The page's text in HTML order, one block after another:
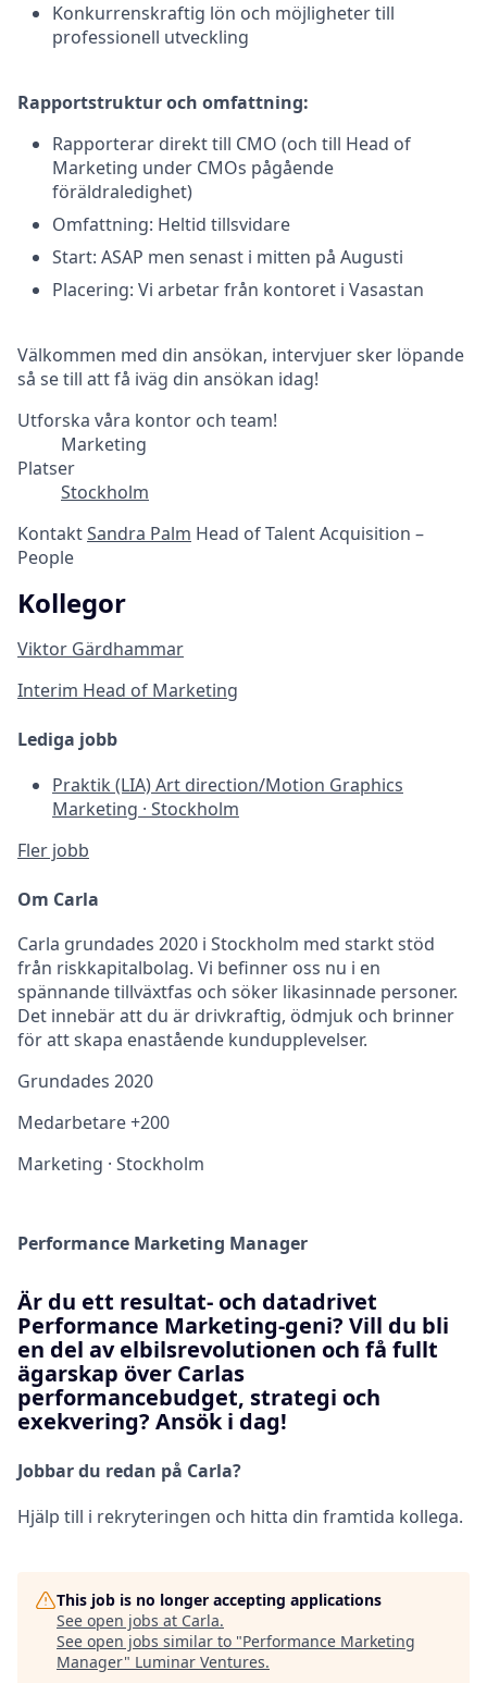
Konkurrenskraftig lön och möjligheter till
professionell utveckling
Rapportstruktur och omfattning:
Rapporterar direkt till CMO (och till Head of
Marketing under CMOs pågående
föräldraledighet)
Omfattning: Heltid tillsvidare
Start: ASAP men senast i mitten på Augusti
Placering: Vi arbetar från kontoret i Vasastan
Välkommen med din ansökan, intervjuer sker löpande
så se till att få iväg din ansökan idag!
Utforska våra kontor och team!
Marketing
Platser
Stockholm
KontaktSandra Palm Head of Talent Acquisition –
People
Kollegor
Viktor Gärdhammar
Interim Head of Marketing
Lediga jobb
Praktik (LIA) Art direction/Motion Graphics
Marketing · Stockholm
Fler jobb
Om Carla
Carla grundades 2020 i Stockholm med starkt stöd
från riskkapitalbolag. Vi befinner oss nu i en
spännande tillväxtfas och söker likasinnade personer.
Det innebär att du är drivkraftig, ödmjuk och brinner
för att skapa enastående kundupplevelser.
Grundades 2020
Medarbetare+200
Marketing · Stockholm
Performance Marketing Manager
Är du ett resultat- och datadrivet
Performance Marketing-geni? Vill du bli
en del av elbilsrevolutionen och få fullt
ägarskap över Carlas
performancebudget, strategi och
exekvering? Ansök i dag!
Jobbar du redan på Carla?
Hjälp till i rekryteringen och hitta din framtida kollega.
This job is no longer accepting applications
See open jobs at Carla.
See open jobs similar to "Performance Marketing
Manager" Luminar Ventures.